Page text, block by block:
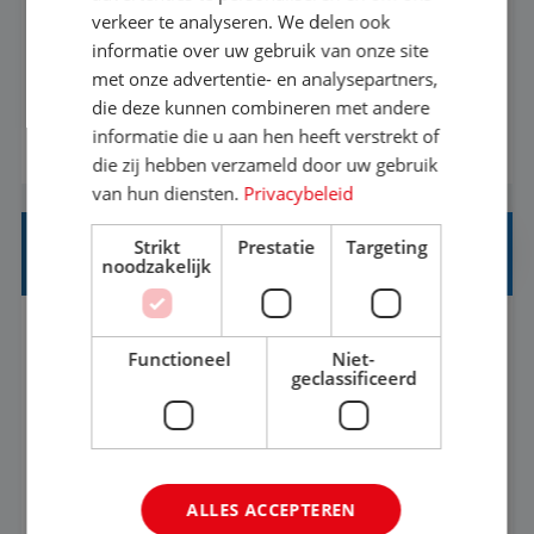
Als Stagiaire Business Intelligence ga je de
informatiebehoefte van verschillende interne
afdelingen specificeren. Aan de hand van deze
informatiebehoefte ga je BI-producten zoals
adviezen, rapportages en dashboards
ontwikkelen, aanpassen en leveren. Deze
producten ontwikkel je door middel van de data
uit ons datawa...
BEKIJK VACATURE
INKOPER VAKANTIES
Nijmegen Baan 33-36 uur MBO
Jij vindt de mooiste plekjes ter wereld en geeft
eenoudergezinnen én singles de meest
onvergetelijke vakanties van hun leven, hoe gaaf
is dat? Ben jij de commerciële professional die
verkeer te analyseren. We delen ook
informatie over uw gebruik van onze site
met onze advertentie- en analysepartners,
die deze kunnen combineren met andere
informatie die u aan hen heeft verstrekt of
die zij hebben verzameld door uw gebruik
van hun diensten. Privacybeleid
Strikt
noodzakelijk
Prestatie Targeting
Functioneel
Niet-
geclassificeerd
ALLES ACCEPTEREN